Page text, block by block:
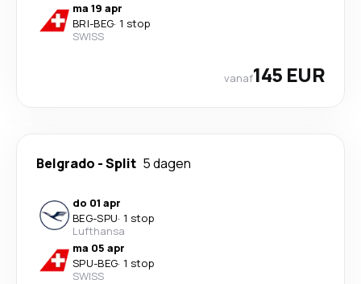
ma 19 apr
BRI-BEG· 1 stop
SWISS
vanaf145 EUR
Belgrado -Split 5 dagen
do 01 apr
BEG-SPU· 1 stop
Lufthansa
ma 05 apr
SPU-BEG· 1 stop
SWISS